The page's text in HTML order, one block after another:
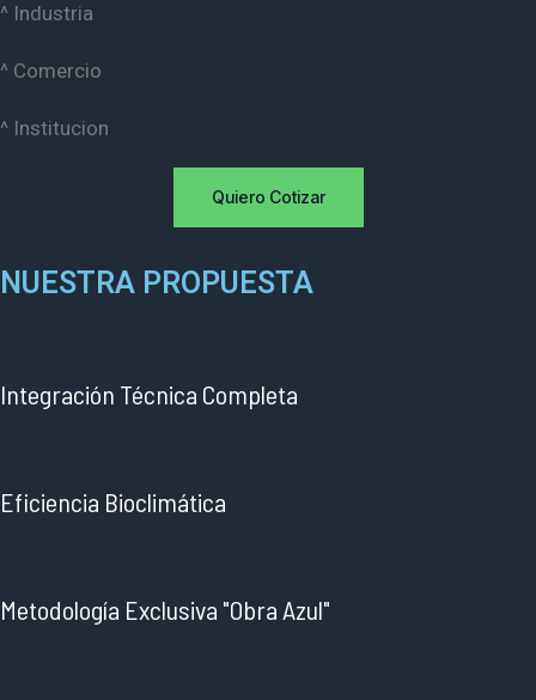
^ Industria
^ Comercio
^ Institucion
Quiero Cotizar
NUESTRA PROPUESTA
Integración Técnica Completa
Eficiencia Bioclimática
Metodología Exclusiva "Obra Azul"